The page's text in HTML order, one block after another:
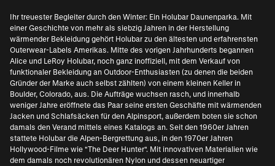
Ihr treuester Begleiter durch den Winter: Ein Holubar Daunenparka. Mit
einer Geschichte von mehr als siebzig Jahren in der Herstellung
wärmender Bekleidung gehört Holubar zu den ältesten und erfahrensten
Outerwear-Labels Amerikas. Mitte des vorigen Jahrhunderts begannen
Alice und LeRoy Holubar, noch ganz inoffiziell, mit dem Verkauf von
funktionaler Bekleidung an Outdoor-Enthusiasten (zu denen die beiden
Gründer der Marke auch selbst zählten) von einem kleinen Keller in
Boulder, Colorado, aus. Die Aufträge wuchsen rasch, und innerhalb
weniger Jahre eröffnete das Paar seine ersten Geschäfte mit wärmenden
Jacken und Schlafsäcken für den Alpinsport, außerdem boten sie schon
damals den Verand mittels eines Katalogs an. Seit den 1960er Jahren
stattete Holubar die Alpen-Bergrettung aus, in den 1970er Jahren
Hollywood-Filme wie "The Deer Hunter". Mit innovativen Materialien wie
dem damals noch revolutionären Nylon und dessen neuartiger